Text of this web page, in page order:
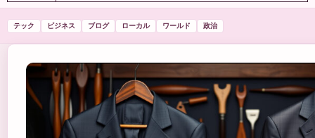
テック ビジネス ブログ ローカル ワールド 政治